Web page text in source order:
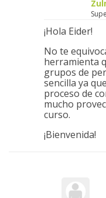
¡Hola Eider!
No te
herramienta
grupos de
sencilla ya
proceso de
mucho
curso.
¡Bienvenida!